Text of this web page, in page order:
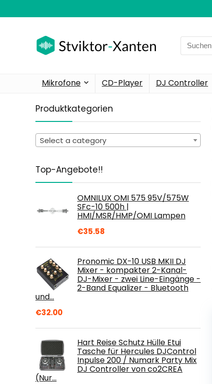
Search
for:
Mikrofone CD-Player DJ Controller
Produktkategorien
Select a category
Top-Angebote!!
OMNILUX OMI 575 95V/575W
SFc-10 500h |
HMI/MSR/HMP/OMI Lampen
€35.58
Pronomic DX-10 USB MKII DJ
Mixer - kompakter 2-Kanal-
DJ-Mixer - zwei Line-Eingänge -
2-Band Equalizer - Bluetooth
und…
€32.00
Hart Reise Schutz Hülle Etui
Tasche für Hercules DJControl
Inpulse 200 / Numark Party Mix
DJ Controller von co2CREA
(Nur…